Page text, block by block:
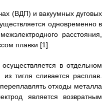
(ВДП) и вакуумных дуговых
одновременно в
расстояния,
плавки [1].
в отдельном
тигля сливается расплав.
отходы металла
является возвратным